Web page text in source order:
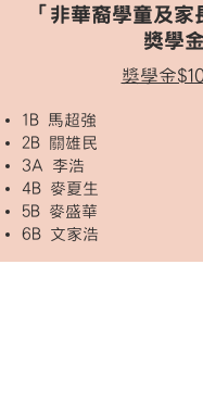
「非華裔學童及家
獎學金
獎學金
1B 馬超強
2B 關雄民
3A 李浩
4B 麥夏生
5B 麥盛華
6B 文家浩